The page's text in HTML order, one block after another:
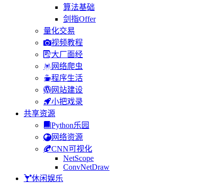
算法基础
剑指Offer
量化交易
视频教程
大厂面经
网络爬虫
程序生活
网站建设
小把戏录
共享资源
Python乐园
网络资源
CNN可视化
NetScope
ConvNetDraw
休闲娱乐